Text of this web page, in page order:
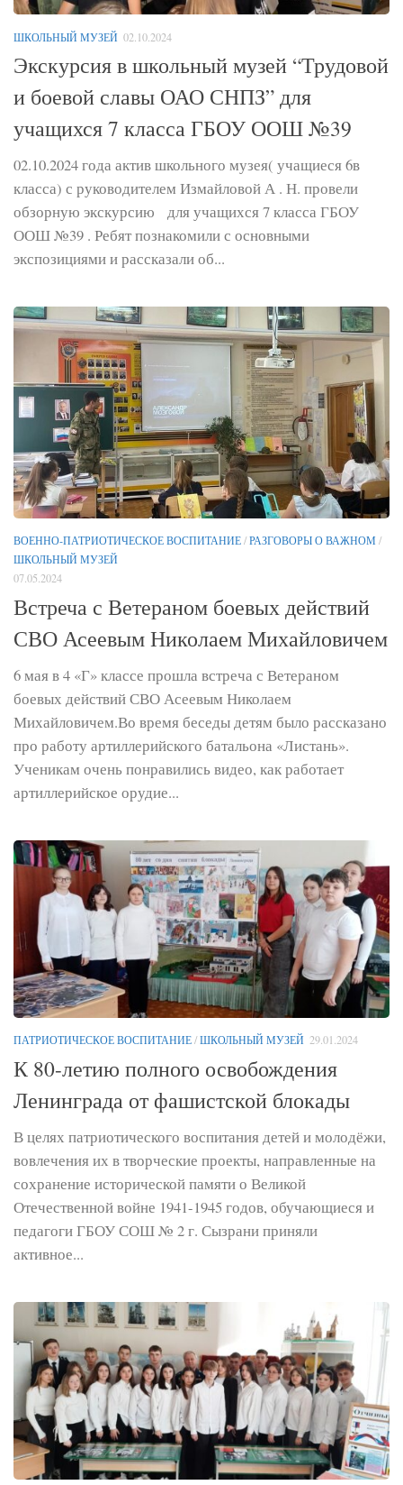
ШКОЛЬНЫЙ МУЗЕЙ 02.10.2024
Экскурсия в школьный музей “Трудовой
и боевой славы ОАО СНПЗ” для
учащихся 7 класса ГБОУ ООШ №39
02.10.2024 года актив школьного музея( учащиеся 6в
класса) с руководителем Измайловой А . Н. провели
обзорную экскурсию для учащихся 7 класса ГБОУ
ООШ №39 . Ребят познакомили с основными
экспозициями и рассказали об...
ВОЕННО-ПАТРИОТИЧЕСКОЕ ВОСПИТАНИЕ/РАЗГОВОРЫ О ВАЖНОМ/
ШКОЛЬНЫЙ МУЗЕЙ
07.05.2024
Встреча с Ветераном боевых действий
СВО Асеевым Николаем Михайловичем
6 мая в 4 «Г» классе прошла встреча с Ветераном
боевых действий СВО Асеевым Николаем
Михайловичем.Во время беседы детям было рассказано
про работу артиллерийского батальона «Листань».
Ученикам очень понравились видео, как работает
артиллерийское орудие...
ПАТРИОТИЧЕСКОЕ ВОСПИТАНИЕ/ШКОЛЬНЫЙ МУЗЕЙ 29.01.2024
К 80-летию полного освобождения
Ленинграда от фашистской блокады
В целях патриотического воспитания детей и молодёжи,
вовлечения их в творческие проекты, направленные на
сохранение исторической памяти о Великой
Отечественной войне 1941-1945 годов, обучающиеся и
педагоги ГБОУ СОШ № 2 г. Сызрани приняли
активное...